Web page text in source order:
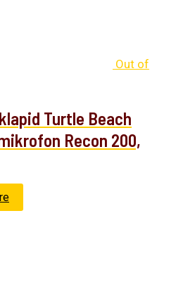
Out of
Turtle Beach
Recon 200,